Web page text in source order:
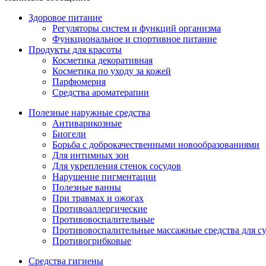
Здоровое питание
Регуляторы систем и функций организма
Функциональное и спортивное питание
Продукты для красоты
Косметика декоративная
Косметика по уходу за кожей
Парфюмерия
Средства ароматерапии
Полезные наружные средства
Антиварикозные
Биогели
Борьба с доброкачественными новообразованиями
Для интимных зон
Для укрепления стенок сосудов
Нарушение пигментации
Полезные ванны
При травмах и ожогах
Противоаллергические
Противовоспалительные
Противовоспалительные массажные средства для
Противогрибковые
Средства гигиены